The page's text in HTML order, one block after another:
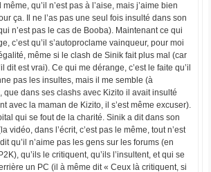
qu’il n’est pas à l’aise, mais j’aime bien
ça. Il ne l’as pas une seul fois insulté dans son
n’est pas le cas de Booba). Maintenant ce qui
c’est qu’il s’autoproclame vainqueur, pour moi
même si le clash de Sinik fait plus mal (car
dit est vrai). Ce qui me dérange, c’est le faite qu’il
pas les insultes, mais il me semble (à
que dans ses clashs avec Kizito il avait insulté
avec la maman de Kizito, il s’est même excuser).
qui se fout de la charité. Sinik a dit dans son
vidéo, dans l’écrit, c’est pas le même, tout n’est
qu’il n’aime pas les gens sur les forums (en
qu’ils le critiquent, qu’ils l’insultent, et qui se
un PC (il à même dit « Ceux là critiquent, si